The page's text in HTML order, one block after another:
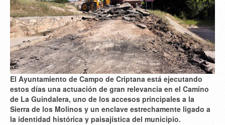
El Ayuntamiento de Campo de Criptana está ejecutando
estos días una actuación de gran relevancia en el Camino
de La Guindalera, uno de los accesos principales a la
Sierra de los Molinos y un enclave estrechamente ligado a
la identidad histórica y paisajística del municipio.